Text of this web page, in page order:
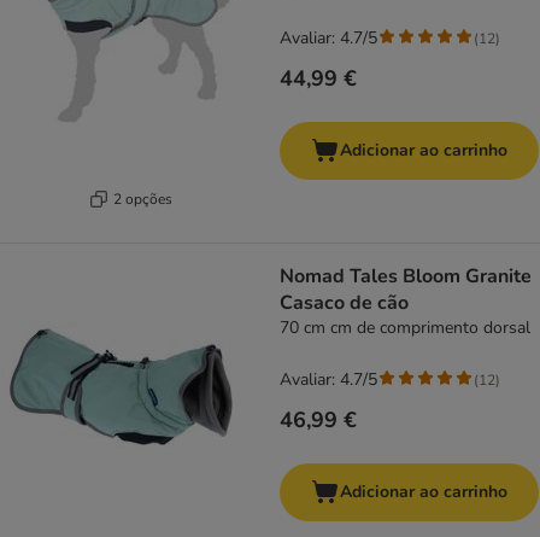
2 opções
44,99 €
Avaliar: 4.7/5 (12)
Adicionar ao carrinho
Nomad Tales Bloom Granite
Casaco de cão
70 cm cm de comprimento dorsal
46,99 €
Avaliar: 4.7/5 (12)
Adicionar ao carrinho